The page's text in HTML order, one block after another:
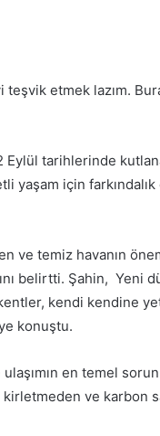
etmek lazım.
Eylül tarihlerinde
için farkındalık
ve temiz havanın
belirtti. Şahin, Yeni
kendi kendine
konuştu.
en temel
ve karbon